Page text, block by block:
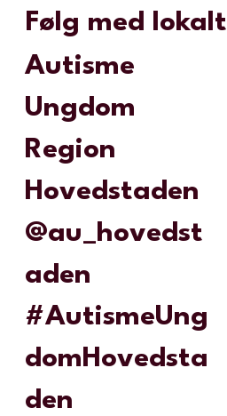
Følg med lokalt
Autisme
Ungdom
Region
Hovedstaden
@au_hovedst
aden
#AutismeUng
domHovedsta
den